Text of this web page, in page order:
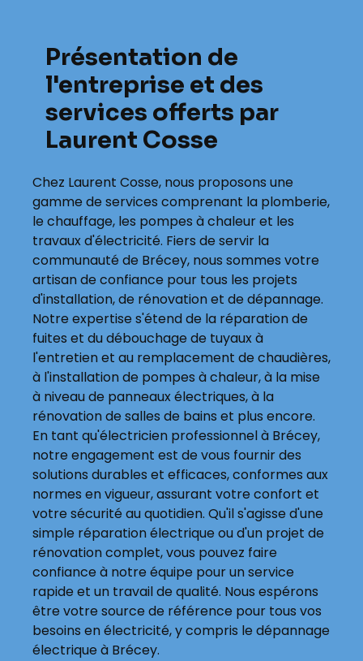
Présentation de
l'entreprise et des
services offerts par
Laurent Cosse
Chez Laurent Cosse, nous proposons une
gamme de services comprenant la plomberie,
le chauffage, les pompes à chaleur et les
travaux d'électricité. Fiers de servir la
communauté de Brécey, nous sommes votre
artisan de confiance pour tous les projets
d'installation, de rénovation et de dépannage.
Notre expertise s'étend de la réparation de
fuites et du débouchage de tuyaux à
l'entretien et au remplacement de chaudières,
à l'installation de pompes à chaleur, à la mise
à niveau de panneaux électriques, à la
rénovation de salles de bains et plus encore.
En tant qu'électricien professionnel à Brécey,
notre engagement est de vous fournir des
solutions durables et efficaces, conformes aux
normes en vigueur, assurant votre confort et
votre sécurité au quotidien. Qu'il s'agisse d'une
simple réparation électrique ou d'un projet de
rénovation complet, vous pouvez faire
confiance à notre équipe pour un service
rapide et un travail de qualité. Nous espérons
être votre source de référence pour tous vos
besoins en électricité, y compris le dépannage
électrique à Brécey.